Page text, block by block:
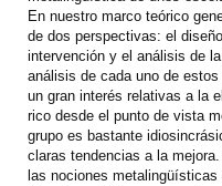
En nuestro marco teórico
de dos perspectivas: el
intervención y el análisis de
análisis de cada uno de
un gran interés relativas a la
rico desde el punto de vista
grupo es bastante
claras tendencias a la
las nociones